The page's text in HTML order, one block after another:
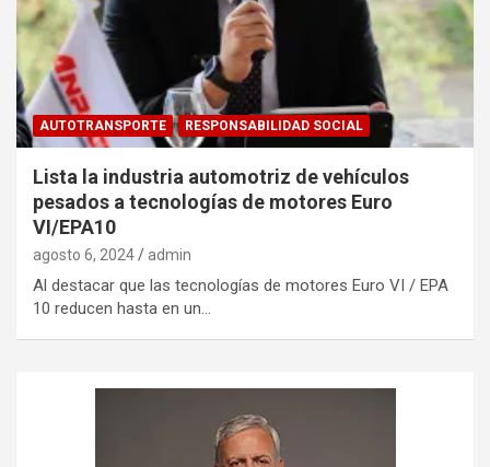
AUTOTRANSPORTE RESPONSABILIDAD SOCIAL
Lista la industria automotriz de vehículos
pesados a tecnologías de motores Euro
VI/EPA10
agosto 6, 2024 admin
Al destacar que las tecnologías de motores Euro VI / EPA
10 reducen hasta en un…